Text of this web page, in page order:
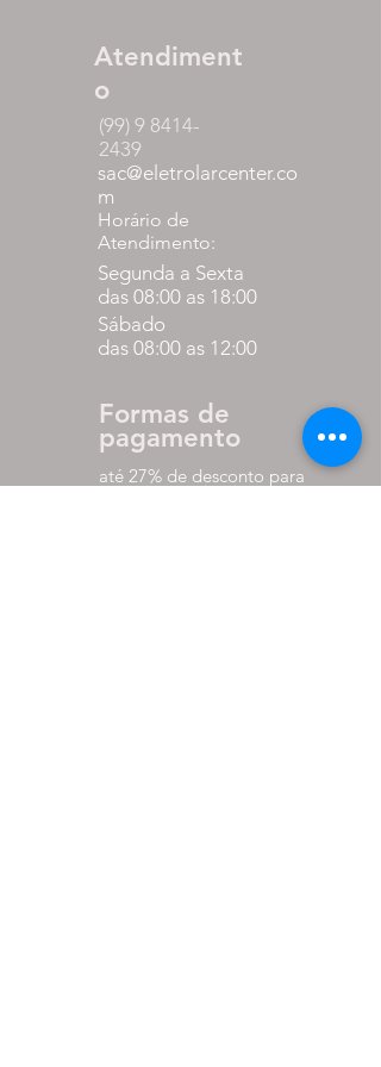
Atendiment
o
(99) 9 8414-
2439
sac@eletrolarcenter.co
m
Horário de
Atendimento:
Segunda a Sexta
das 08:00 as 18:00
Sábado
das 08:00 as 12:00
Formas de
pagamento
até 27% de desconto para
pagamento via pix